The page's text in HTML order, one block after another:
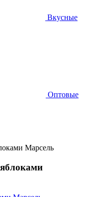
Вкусные
Оптовые
Марсель